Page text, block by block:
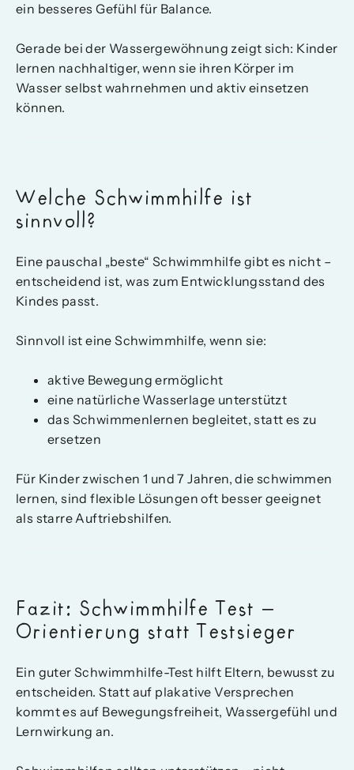
ein besseres Gefühl für Balance.
Gerade bei der Wassergewöhnung zeigt sich: Kinder
lernen nachhaltiger, wenn sie ihren Körper im
Wasser selbst wahrnehmen und aktiv einsetzen
können.
Welche Schwimmhilfe ist
sinnvoll?
Eine pauschal „beste“ Schwimmhilfe gibt es nicht –
entscheidend ist, was zum Entwicklungsstand des
Kindes passt.
Sinnvoll ist eine Schwimmhilfe, wenn sie:
aktive Bewegung ermöglicht
eine natürliche Wasserlage unterstützt
das Schwimmenlernen begleitet, statt es zu
ersetzen
Für Kinder zwischen 1 und 7 Jahren, die schwimmen
lernen, sind flexible Lösungen oft besser geeignet
als starre Auftriebshilfen.
Fazit: Schwimmhilfe Test –
Orientierung statt Testsieger
Ein guter Schwimmhilfe-Test hilft Eltern, bewusst zu
entscheiden. Statt auf plakative Versprechen
kommt es auf Bewegungsfreiheit, Wassergefühl und
Lernwirkung an.